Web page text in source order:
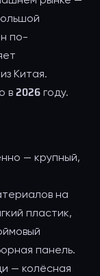
по-
Китая.
в 2026 году.
— крупный,
на
пластик,
панель.
— колёсная